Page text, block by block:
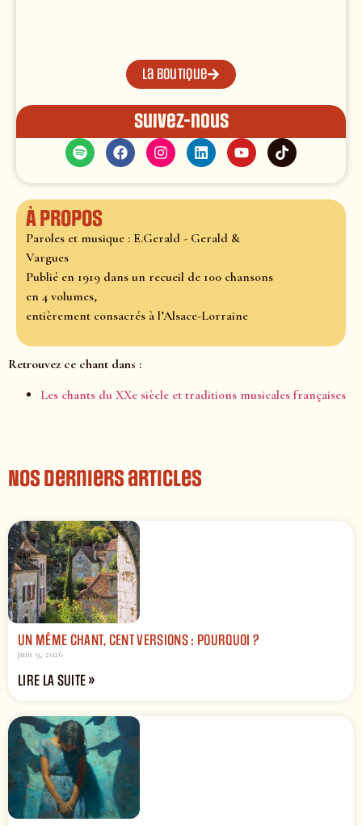
La boutique
Suivez-nous
À propos
Paroles et musique : E.Gerald - Gerald &
Vargues
Publié en 1919 dans un recueil de 100 chansons
en 4 volumes,
entièrement consacrés à l’Alsace-Lorraine
Retrouvez ce chant dans :
Les chants du XXe siècle et traditions musicales françaises
Nos derniers articles
UN MÊME CHANT, CENT VERSIONS : POURQUOI ?
juin 9, 2026
LIRE LA SUITE »